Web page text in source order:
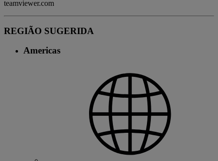
teamviewer.com
REGIÃO SUGERIDA
Americas